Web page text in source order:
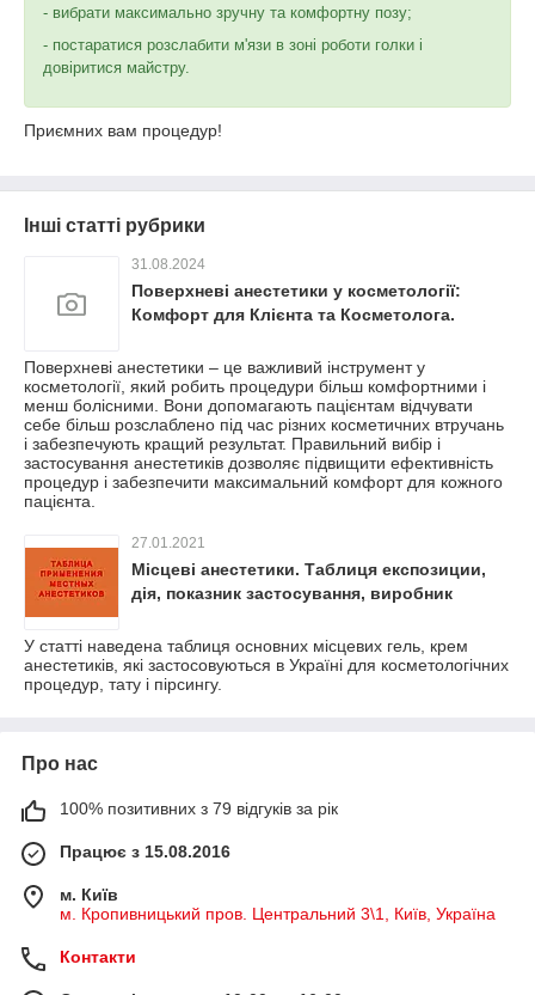
- вибрати максимально зручну та комфортну позу;
- постаратися розслабити м'язи в зоні роботи голки і
довіритися майстру.
Приємних вам процедур!
Інші статті рубрики
31.08.2024
Поверхневі анестетики у косметології:
Комфорт для Клієнта та Косметолога.
Поверхневі анестетики – це важливий інструмент у
косметології, який робить процедури більш комфортними і
менш болісними. Вони допомагають пацієнтам відчувати
себе більш розслаблено під час різних косметичних втручань
і забезпечують кращий результат. Правильний вибір і
застосування анестетиків дозволяє підвищити ефективність
процедур і забезпечити максимальний комфорт для кожного
пацієнта.
27.01.2021
Місцеві анестетики. Таблиця експозиции,
дія, показник застосування, виробник
У статті наведена таблиця основних місцевих гель, крем
анестетиків, які застосовуються в Україні для косметологічних
процедур, тату і пірсингу.
Про нас
100% позитивних з 79 відгуків за рік
Працює з 15.08.2016
м. Київ
м. Кропивницький пров. Центральний 3\1, Київ, Україна
Контакти